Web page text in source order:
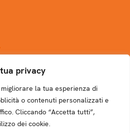
privacy
la tua esperienza di
o contenuti personalizzati e
Cliccando “Accetta tutti”,
dei cookie.